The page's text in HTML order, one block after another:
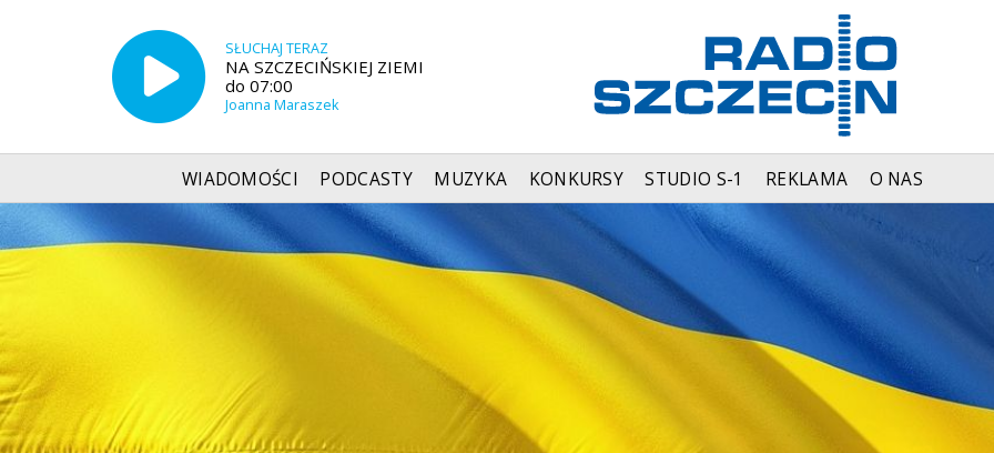
SŁUCHAJ TERAZ
NA SZCZECIŃSKIEJ ZIEMI
do 07:00
Joanna Maraszek
WIADOMOŚCI PODCASTY MUZYKA KONKURSY STUDIO S-1 REKLAMA O NAS